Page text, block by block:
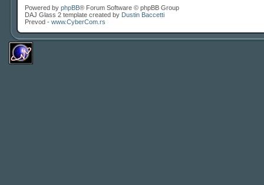
Powered by phpBB® Forum Software © phpBB Group
DAJ Glass 2 template created by Dustin Baccetti
Prevod - www.CyberCom.rs